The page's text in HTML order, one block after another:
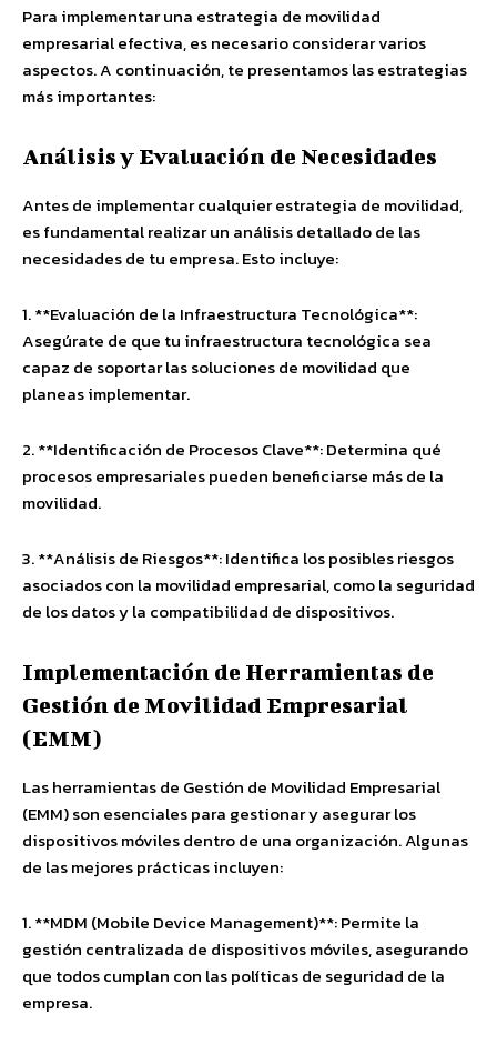
Para implementar una estrategia de movilidad
empresarial efectiva, es necesario considerar varios
aspectos. A continuación, te presentamos las estrategias
más importantes:
Análisis y Evaluación de Necesidades
Antes de implementar cualquier estrategia de movilidad,
es fundamental realizar un análisis detallado de las
necesidades de tu empresa. Esto incluye:
1. **Evaluación de la Infraestructura Tecnológica**:
Asegúrate de que tu infraestructura tecnológica sea
capaz de soportar las soluciones de movilidad que
planeas implementar.
2. **Identificación de Procesos Clave**: Determina qué
procesos empresariales pueden beneficiarse más de la
movilidad.
3. **Análisis de Riesgos**: Identifica los posibles riesgos
asociados con la movilidad empresarial, como la seguridad
de los datos y la compatibilidad de dispositivos.
Implementación de Herramientas de
Gestión de Movilidad Empresarial
(EMM)
Las herramientas de Gestión de Movilidad Empresarial
(EMM) son esenciales para gestionar y asegurar los
dispositivos móviles dentro de una organización. Algunas
de las mejores prácticas incluyen:
1. **MDM (Mobile Device Management)**: Permite la
gestión centralizada de dispositivos móviles, asegurando
que todos cumplan con las políticas de seguridad de la
empresa.